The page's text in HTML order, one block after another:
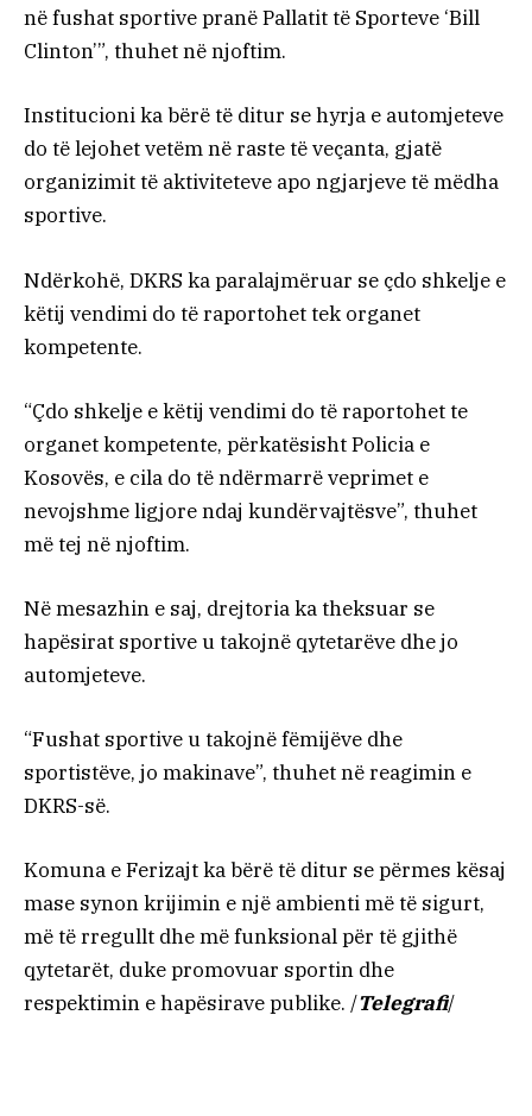
në fushat sportive pranë Pallatit të Sporteve ‘Bill
Clinton’”, thuhet në njoftim.
Institucioni ka bërë të ditur se hyrja e automjeteve
do të lejohet vetëm në raste të veçanta, gjatë
organizimit të aktiviteteve apo ngjarjeve të mëdha
sportive.
Ndërkohë, DKRS ka paralajmëruar se çdo shkelje e
këtij vendimi do të raportohet tek organet
kompetente.
“Çdo shkelje e këtij vendimi do të raportohet te
organet kompetente, përkatësisht Policia e
Kosovës, e cila do të ndërmarrë veprimet e
nevojshme ligjore ndaj kundërvajtësve”, thuhet
më tej në njoftim.
Në mesazhin e saj, drejtoria ka theksuar se
hapësirat sportive u takojnë qytetarëve dhe jo
automjeteve.
“Fushat sportive u takojnë fëmijëve dhe
sportistëve, jo makinave”, thuhet në reagimin e
DKRS-së.
Komuna e Ferizajt ka bërë të ditur se përmes kësaj
mase synon krijimin e një ambienti më të sigurt,
më të rregullt dhe më funksional për të gjithë
qytetarët, duke promovuar sportin dhe
respektimin e hapësirave publike. /Telegrafi/